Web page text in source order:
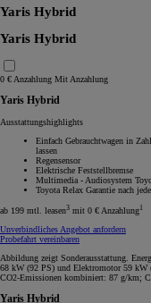
Yaris Hybrid
Yaris Hybrid
0 € Anzahlung Mit Anzahlung
Yaris Hybrid
Ausstattungshighlights
Einfach Gebrauchtwagen in
lassen
Regensensor
Elektrische Feststellbremse
Multimedia - Audiosystem
Toyota Relax Garantie nach
ab 199 mtl. leasen3 mit 0 € Anzahlung1
Unverbindliches Angebot anfordern
Probefahrt vereinbaren
Abbildung zeigt Sonderausstattung.
68 kW (92 PS) und Elektromotor 59
CO2-Emissionen kombiniert: 87 g/km;
Yaris Hybrid